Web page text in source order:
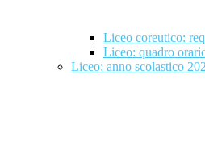
Liceo coreutico:
Liceo: quadro
Liceo: anno scolastico